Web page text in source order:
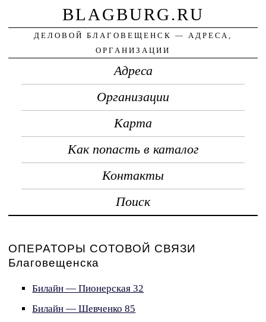
BLAGBURG.RU
ДЕЛОВОЙ БЛАГОВЕЩЕНСК — АДРЕСА,
ОРГАНИЗАЦИИ
Адреса
Организации
Карта
Как попасть в каталог
Контакты
Поиск
ОПЕРАТОРЫ СОТОВОЙ СВЯЗИ
Благовещенска
Билайн — Пионерская 32
Билайн — Шевченко 85